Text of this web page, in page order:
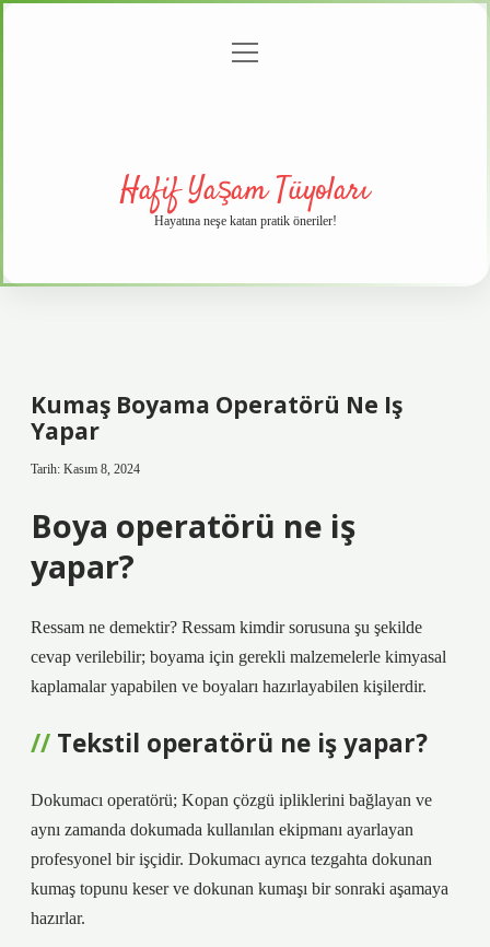
menüyü
Hafif Yaşam Tüyoları
Hayatına neşe katan pratik öneriler!
Kumaş Boyama Operatörü Ne Iş
Yapar
Tarih: Kasım 8, 2024
Boya operatörü ne iş
yapar?
Ressam ne demektir? Ressam kimdir sorusuna şu şekilde
cevap verilebilir; boyama için gerekli malzemelerle kimyasal
kaplamalar yapabilen ve boyaları hazırlayabilen kişilerdir.
Tekstil operatörü ne iş yapar?
Dokumacı operatörü; Kopan çözgü ipliklerini bağlayan ve
aynı zamanda dokumada kullanılan ekipmanı ayarlayan
profesyonel bir işçidir. Dokumacı ayrıca tezgahta dokunan
kumaş topunu keser ve dokunan kumaşı bir sonraki aşamaya
hazırlar.